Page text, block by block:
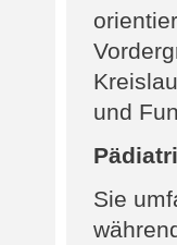
und
Sie